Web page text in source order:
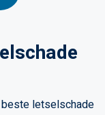
beste letselschade